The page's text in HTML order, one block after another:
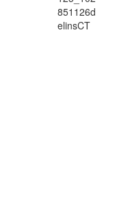
851126d
elinsCT